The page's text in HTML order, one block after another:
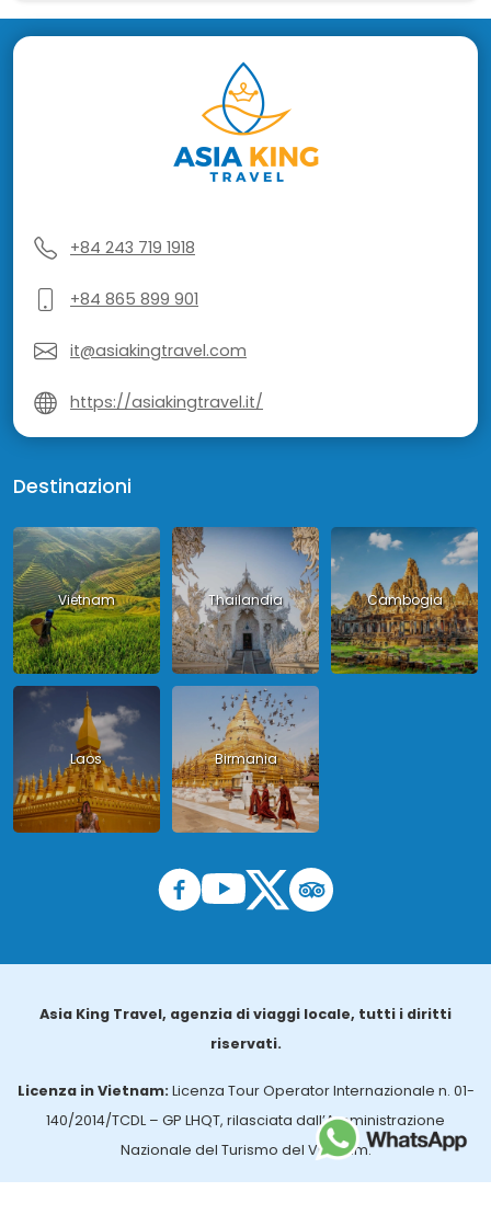
+84 243 719 1918
+84 865 899 901
it@asiakingtravel.com
https://asiakingtravel.it/
Destinazioni
Vietnam Thailandia Cambogia
Laos Birmania
Asia King Travel, agenzia di viaggi locale, tutti i diritti
riservati.
Licenza in Vietnam: Licenza Tour Operator Internazionale n. 01-
140/2014/TCDL – GP LHQT, rilasciata dall’Amministrazione
Nazionale del Turismo del Vietnam.